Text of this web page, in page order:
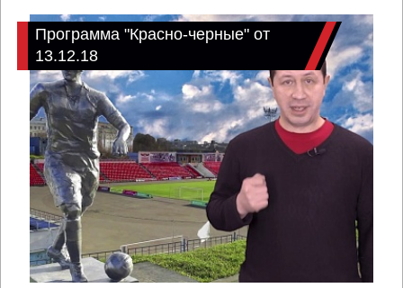
Программа "Красно-черные" от
13.12.18